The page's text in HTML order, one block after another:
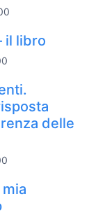
il libro
delle